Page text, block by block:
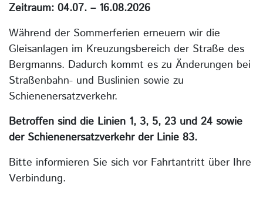
Zeitraum: 04.07. – 16.08.2026
Während der Sommerferien erneuern wir die
Gleisanlagen im Kreuzungsbereich der Straße des
Bergmanns. Dadurch kommt es zu Änderungen bei
Straßenbahn- und Buslinien sowie zu
Schienenersatzverkehr.
Betroffen sind die Linien 1, 3, 5, 23 und 24 sowie
der Schienenersatzverkehr der Linie 83.
Bitte informieren Sie sich vor Fahrtantritt über Ihre
Verbindung.